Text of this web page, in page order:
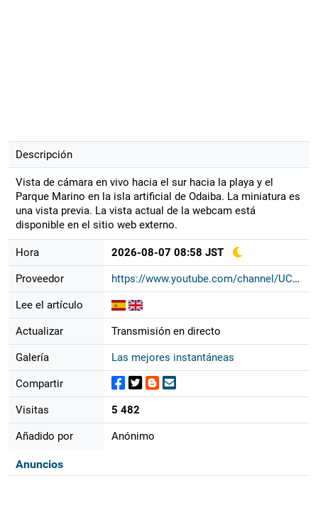
Descripción
Vista de cámara en vivo hacia el sur hacia la playa y el
Parque Marino en la isla artificial de Odaiba. La miniatura es
una vista previa. La vista actual de la webcam está
disponible en el sitio web externo.
Hora 2026-08-07 08:58 JST
Proveedor https://www.youtube.com/channel/UCM...
Lee el artículo
Actualizar Transmisión en directo
Galería Las mejores instantáneas
Compartir
Visitas 5 482
Añadido por Anónimo
Anuncios